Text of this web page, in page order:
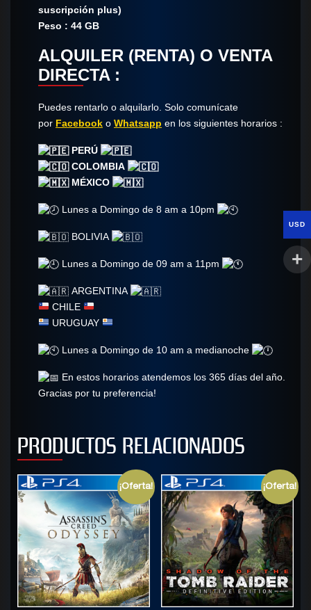
suscripción plus)
Peso : 44 GB
ALQUILER (RENTA) O VENTA
DIRECTA :
Puedes rentarlo o alquilarlo. Solo comunícate​
por Facebook o Whatsapp en los siguientes horarios :
PERÚ
COLOMBIA
MÉXICO
Lunes a Domingo de 8 am a 10pm
BOLIVIA
Lunes a Domingo de 09 am a 11pm
ARGENTINA
CHILE
URUGUAY
Lunes a Domingo de 10 am a medianoche
En estos horarios atendemos los 365 días del año.
Gracias por tu preferencia!
PRODUCTOS RELACIONADOS
¡Oferta! ¡Oferta!
USD